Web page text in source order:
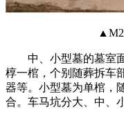
中、小型墓的墓室面
椁一棺，个别随葬拆车
器等。小型墓为单棺，
合。车马坑分大、中、